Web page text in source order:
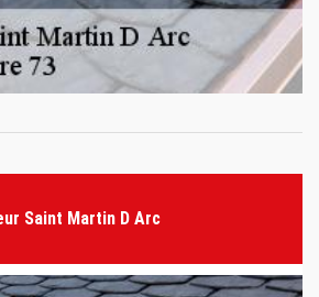
Saint Martin D Arc